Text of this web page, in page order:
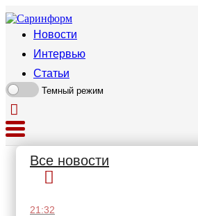
Новости
Интервью
Статьи
Темный режим
Все новости
21:32